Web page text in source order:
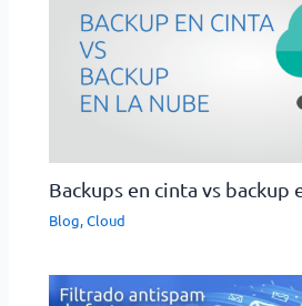
Backups en cinta vs backup
Blog,Cloud